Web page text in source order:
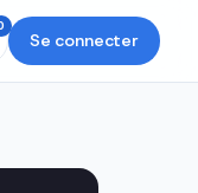
Se connecter